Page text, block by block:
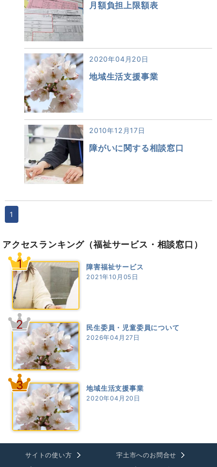
月額負担上限額表
2020年04月20日
地域生活支援事業
2010年12月17日
障がいに関する相談窓口
1
アクセスランキング （福祉サービス・相談窓口）
1 障害福祉サービス
2021年10月05日
2 民生委員・児童委員について
2026年04月27日
3 地域生活支援事業
2020年04月20日
サイトの使い方
宇土市へのお問合せ